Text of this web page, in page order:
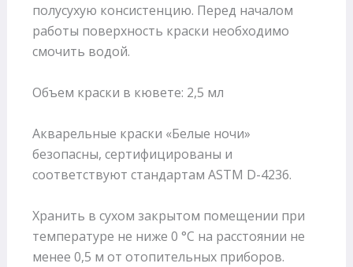
полусухую консистенцию. Перед началом
работы поверхность краски необходимо
смочить водой.
Объем краски в кювете: 2,5 мл
Акварельные краски «Белые ночи»
безопасны, сертифицированы и
соответствуют стандартам ASTM D-4236.
Хранить в сухом закрытом помещении при
температуре не ниже 0 °С на расстоянии не
менее 0,5 м от отопительных приборов.